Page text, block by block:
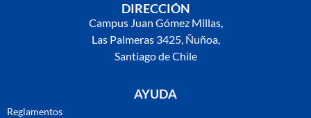
DIRECCIÓN
Campus Juan Gómez Millas,
Las Palmeras 3425, Ñuñoa,
Santiago de Chile
AYUDA
Reglamentos